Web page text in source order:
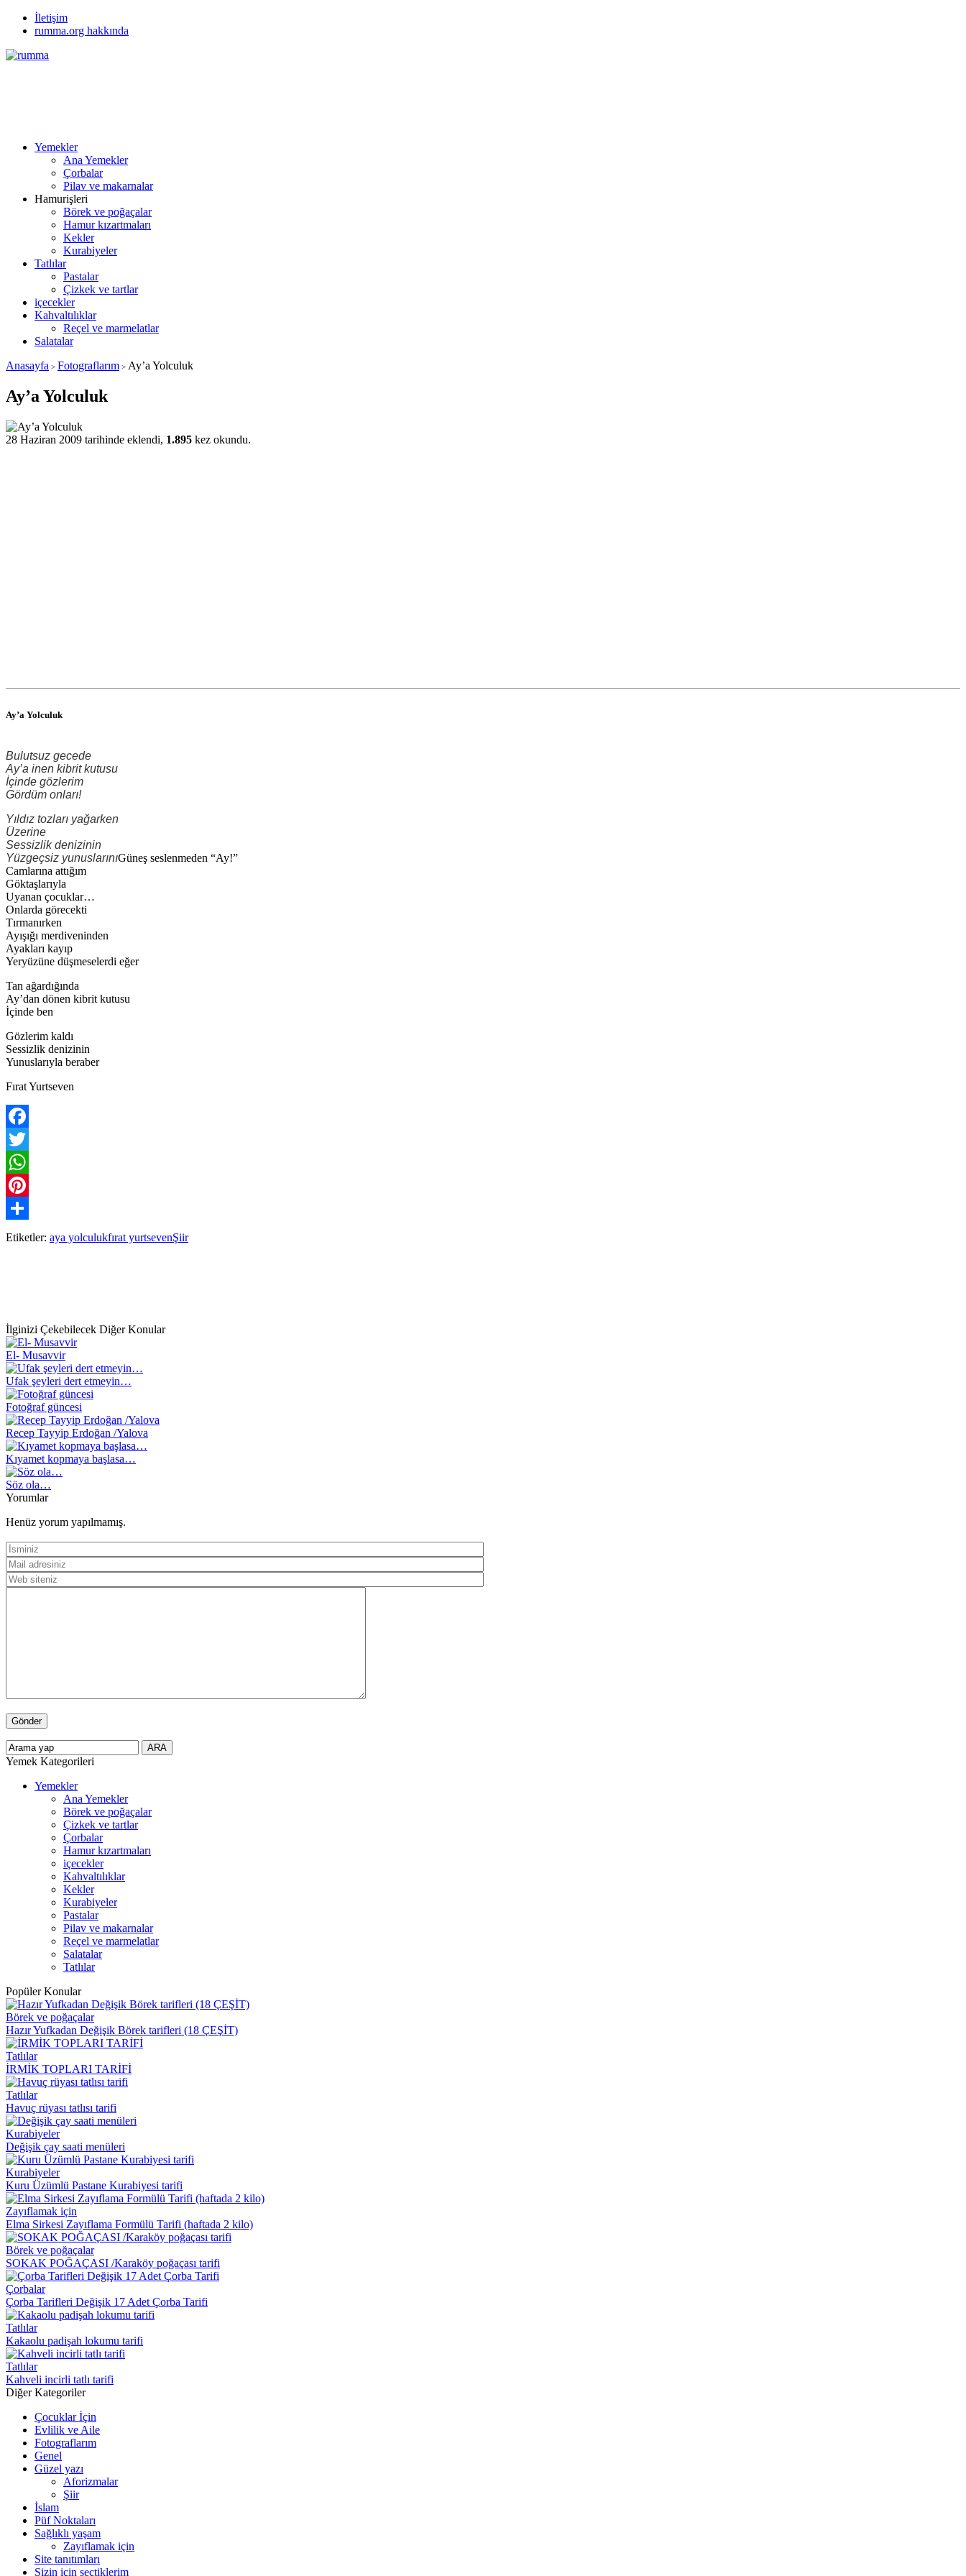
İletişim
rumma.org hakkında
Yemekler
Ana Yemekler
Çorbalar
Pilav ve makarnalar
Hamurişleri
Börek ve poğaçalar
Hamur kızartmaları
Kekler
Kurabiyeler
Tatlılar
Pastalar
Çizkek ve tartlar
içecekler
Kahvaltılıklar
Reçel ve marmelatlar
Salatalar
Anasayfa > Fotograflarım > Ay’a Yolculuk
Ay’a Yolculuk
28 Haziran 2009 tarihinde eklendi, 1.895 kez okundu.
Ay’a Yolculuk
Bulutsuz gecede
Ay’a inen kibrit kutusu
İçinde gözlerim
Gördüm onları!
Yıldız tozları yağarken
Üzerine
Sessizlik denizinin
Yüzgeçsiz yunuslarınıGüneş seslenmeden “Ay!”
Camlarına attığım
Göktaşlarıyla
Uyanan çocuklar…
Onlarda görecekti
Tırmanırken
Ayışığı merdiveninden
Ayakları kayıp
Yeryüzüne düşmeselerdi eğer
Tan ağardığında
Ay’dan dönen kibrit kutusu
İçinde ben
Gözlerim kaldı
Sessizlik denizinin
Yunuslarıyla beraber
Fırat Yurtseven
Facebook
Twitter
WhatsApp
Pinterest
Paylaş
Etiketler: aya yolculukfırat yurtsevenŞiir
İlginizi Çekebilecek Diğer Konular
El- Musavvir
Ufak şeyleri dert etmeyin…
Fotoğraf güncesi
Recep Tayyip Erdoğan /Yalova
Kıyamet kopmaya başlasa…
Söz ola…
Yorumlar
Henüz yorum yapılmamış.
Yemek Kategorileri
Yemekler
Ana Yemekler
Börek ve poğaçalar
Çizkek ve tartlar
Çorbalar
Hamur kızartmaları
içecekler
Kahvaltılıklar
Kekler
Kurabiyeler
Pastalar
Pilav ve makarnalar
Reçel ve marmelatlar
Salatalar
Tatlılar
Popüler Konular
Börek ve poğaçalar
Hazır Yufkadan Değişik Börek tarifleri (18 ÇEŞİT)
Tatlılar
İRMİK TOPLARI TARİFİ
Tatlılar
Havuç rüyası tatlısı tarifi
Kurabiyeler
Değişik çay saati menüleri
Kurabiyeler
Kuru Üzümlü Pastane Kurabiyesi tarifi
Zayıflamak için
Elma Sirkesi Zayıflama Formülü Tarifi (haftada 2 kilo)
Börek ve poğaçalar
SOKAK POĞAÇASI /Karaköy poğaçası tarifi
Çorbalar
Çorba Tarifleri Değişik 17 Adet Çorba Tarifi
Tatlılar
Kakaolu padişah lokumu tarifi
Tatlılar
Kahveli incirli tatlı tarifi
Diğer Kategoriler
Çocuklar İçin
Evlilik ve Aile
Fotograflarım
Genel
Güzel yazı
Aforizmalar
Şiir
İslam
Püf Noktaları
Sağlıklı yaşam
Zayıflamak için
Site tanıtımları
Sizin için seçtiklerim